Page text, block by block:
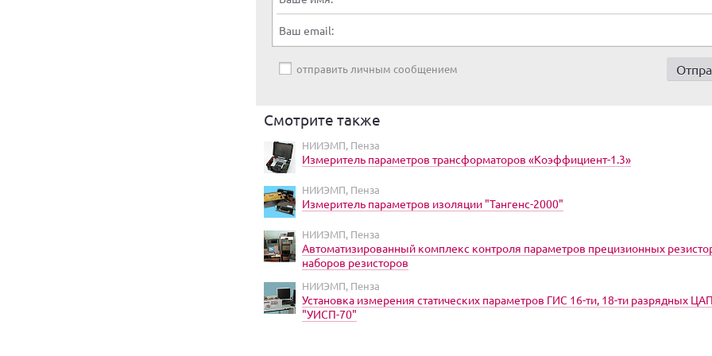
Ваш email:
отправить личным сообщением
Смотрите также
НИИЭМП, Пенза
Измеритель параметров трансформаторов «Коэффициент-1.3»
НИИЭМП, Пенза
Измеритель параметров изоляции "Тангенс-2000"
НИИЭМП, Пенза
Автоматизированный комплекс контроля параметров прецизионных
наборов резисторов
НИИЭМП, Пенза
Установка измерения статических параметров ГИС 16-ти, 18-ти разрядных ЦАП
"УИСП-70"